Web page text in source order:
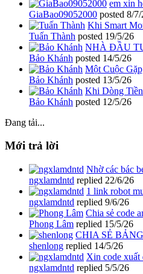
em xin
GiaBao09052000 posted 8/7/
Khi Smart
Tuấn Thành posted 19/5/26
NHÀ ĐẦU
Bảo Khánh posted 14/5/26
Một Cuộc
Bảo Khánh posted 13/5/26
Khi Dòng
Bảo Khánh posted 12/5/26
Đang tải...
Mới trả lời
Nhờ các bác
ngxlamdntd replied 22/6/26
1 link robot
ngxlamdntd replied 9/6/26
Chia sẻ code
Phong Lâm replied 15/5/26
CHIA SẺ
shenlong replied 14/5/26
Xin code xuất
ngxlamdntd replied 5/5/26